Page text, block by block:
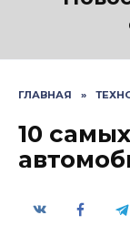
ГЛАВНАЯ »
10